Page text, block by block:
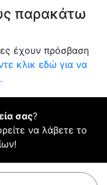
παρακάτω
έχουν πρόσβαση
κλικ εδώ για να
σας?
να λάβετε το